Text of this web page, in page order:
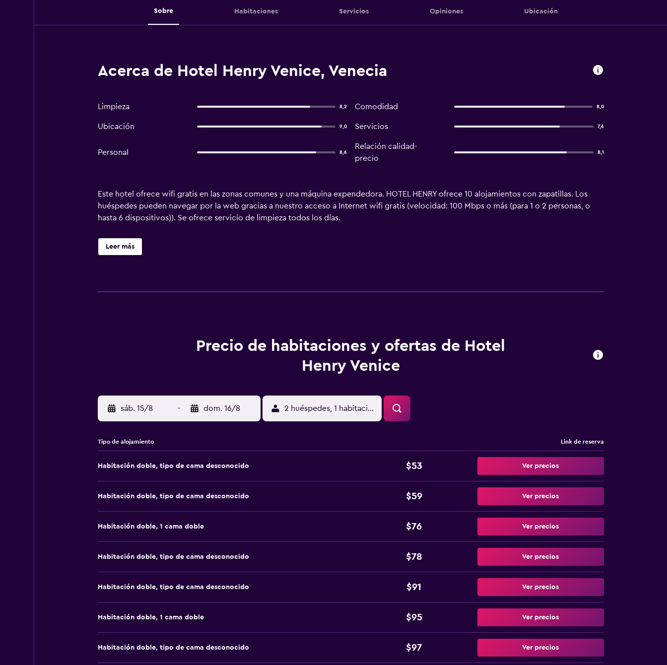
Sobre Habitaciones Servicios Opiniones Ubicación
Acerca de Hotel Henry Venice, Venecia
Limpieza 8,2 Comodidad 8,0
Ubicación 9,0 Servicios 7,6
Personal 8,6
Relación calidad-
precio
8,1
Este hotel ofrece wifi gratis en las zonas comunes y una máquina expendedora. HOTEL HENRY ofrece 10 alojamientos con zapatillas. Los
huéspedes pueden navegar por la web gracias a nuestro acceso a Internet wifi gratis (velocidad: 100 Mbps o más (para 1 o 2 personas, o
hasta 6 dispositivos)). Se ofrece servicio de limpieza todos los días.
Leer más
Precio de habitaciones y ofertas de Hotel
Henry Venice
sáb. 15/8 - dom. 16/8 2 huéspedes, 1 habitación
Tipo de alojamiento Link de reserva
Habitación doble, tipo de cama desconocido $53 Ver precios
Habitación doble, tipo de cama desconocido $59 Ver precios
Habitación doble, 1 cama doble $76 Ver precios
Habitación doble, tipo de cama desconocido $78 Ver precios
Habitación doble, tipo de cama desconocido $91 Ver precios
Habitación doble, 1 cama doble $95 Ver precios
Habitación doble, tipo de cama desconocido $97 Ver precios